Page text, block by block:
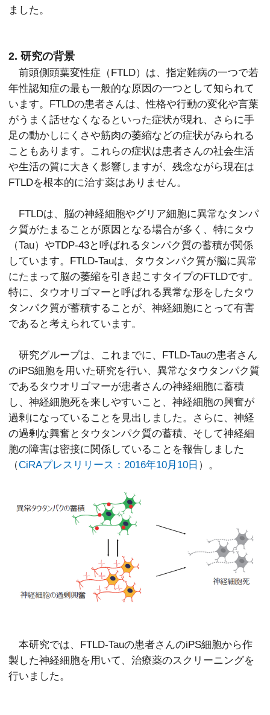
ました。
2. 研究の背景
前頭側頭葉変性症（FTLD）は、指定難病の一つで若
年性認知症の最も一般的な原因の一つとして知られて
います。FTLDの患者さんは、性格や行動の変化や言葉
がうまく話せなくなるといった症状が現れ、さらに手
足の動かしにくさや筋肉の萎縮などの症状がみられる
こともあります。これらの症状は患者さんの社会生活
や生活の質に大きく影響しますが、残念ながら現在は
FTLDを根本的に治す薬はありません。
FTLDは、脳の神経細胞やグリア細胞に異常なタンパ
ク質がたまることが原因となる場合が多く、特にタウ
（Tau）やTDP-43と呼ばれるタンパク質の蓄積が関係
しています。FTLD-Tauは、タウタンパク質が脳に異常
にたまって脳の萎縮を引き起こすタイプのFTLDです。
特に、タウオリゴマーと呼ばれる異常な形をしたタウ
タンパク質が蓄積することが、神経細胞にとって有害
であると考えられています。
研究グループは、これまでに、FTLD-Tauの患者さん
のiPS細胞を用いた研究を行い、異常なタウタンパク質
であるタウオリゴマーが患者さんの神経細胞に蓄積
し、神経細胞死を来しやすいこと、神経細胞の興奮が
過剰になっていることを見出しました。さらに、神経
の過剰な興奮とタウタンパク質の蓄積、そして神経細
胞の障害は密接に関係していることを報告しました
（CiRAプレスリリース：2016年10月10日 ）。
本研究では、FTLD-Tauの患者さんのiPS細胞から作
製した神経細胞を用いて、治療薬のスクリーニングを
行いました。